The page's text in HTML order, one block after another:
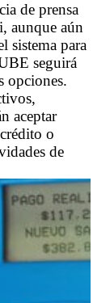
de prensa
aunque aún
sistema para
seguirá
opciones.
aceptar
o
de